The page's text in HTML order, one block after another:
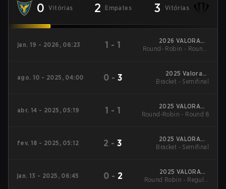
0 Vitórias 2 Empates 3 Vitórias
jan. 19 - 2026, 06:23 1 - 1
2026 VALORANT
Challengers Spain
Round- Robin - Round-
ago. 10 - 2025, 04:00 0 - 3
2025 Valorant
Challengers Spain:
Bracket - Semifinal
abr. 14 - 2025, 05:19 1 - 1
2025 VALORANT
Challengers Spain
Round-Robin - Round 8
fev. 18 - 2025, 05:12 2 -3
2025 VALORANT
Challengers Spain
Bracket - Semifinal
jan. 13 - 2025, 06:45 0 - 2
2025 VALORANT
Challengers Spain
Round Robin - Regular